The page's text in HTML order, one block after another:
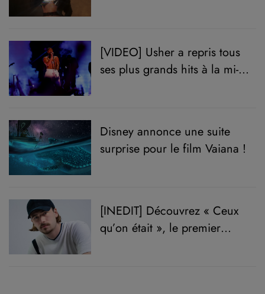
[VIDEO] Usher a repris tous
ses plus grands hits à la mi-
Disney annonce une suite
surprise pour le film Vaiana !
[INEDIT] Découvrez « Ceux
qu’on était », le premier